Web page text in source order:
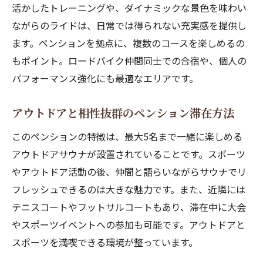
活かしたトレーニングや、ダイナミックな景色を味わい
ながらのライドは、日常では得られない充実感を提供し
ます。ペンションを拠点に、複数のコースを楽しめるの
もポイント。ロードバイク仲間同士での合宿や、個人の
パフォーマンス強化にも最適なエリアです。
アウトドアと相性抜群のペンション滞在方法
このペンションの特徴は、最大5名まで一緒に楽しめる
アウトドアサウナが設置されていることです。スポーツ
やアウトドア活動の後、仲間と語らいながらサウナでリ
フレッシュできるのは大きな魅力です。また、近隣には
テニスコートやフットサルコートもあり、滞在中に大会
やスポーツイベントへの参加も可能です。アウトドアと
スポーツを満喫できる環境が整っています。